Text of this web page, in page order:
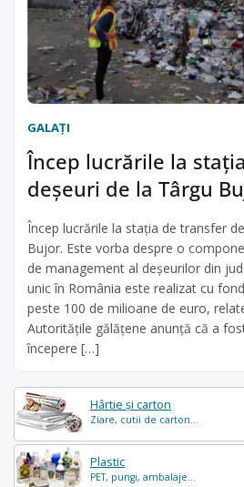
Hârtie și carton
Ziare, cutii de carton...
Plastic
PET, pungi, ambalaje...
GALAŢI
Încep lucrările la
deșeuri de la Târgu
Încep lucrările la stația de transfer
Bujor. Este vorba despre o
de management al deșeurilor din
unic în România este realizat cu
peste 100 de milioane de euro,
Autoritățile gălățene anunță că a
începere […]